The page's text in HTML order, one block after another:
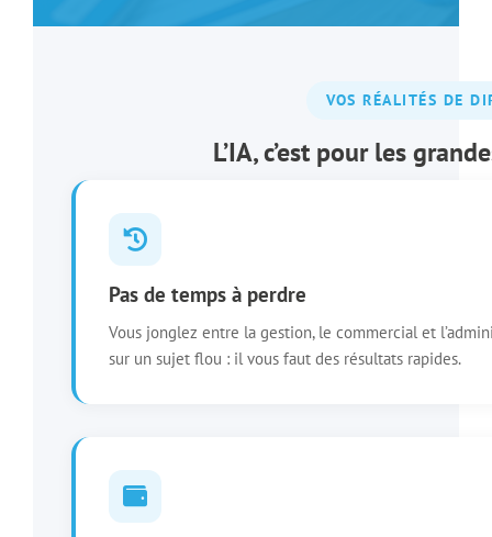
VOS RÉALITÉS DE
L’IA, c’est pour les
Pas de temps à perdre
Vous jonglez entre la gestion, le commercial et
sur un sujet flou : il vous faut des résultats rapides.